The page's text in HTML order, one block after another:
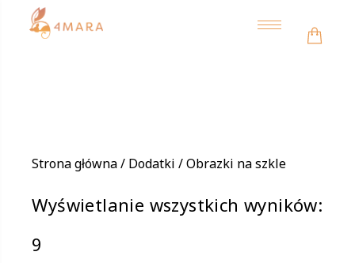
Toggle
navigation
Strona główna/ Dodatki / Obrazki na szkle
Wyświetlanie wszystkich wyników:
9